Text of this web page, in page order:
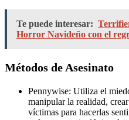
Te puede interesar:
Horror Navideño con el
Métodos de Asesinato
Pennywise: Utiliza el
manipular la realidad,
víctimas para hacerlas